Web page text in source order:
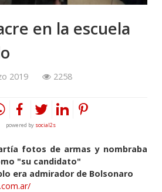
en la escuela
2019 2258
powered by social2s
fotos de armas y nombraba
"su candidato"
era admirador de Bolsonaro